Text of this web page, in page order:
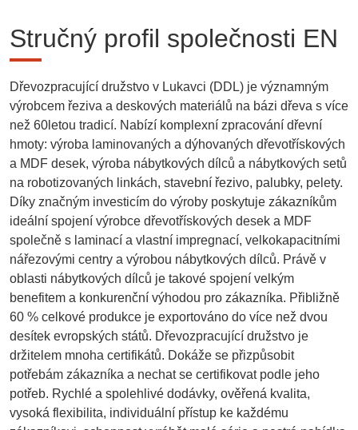
Stručný profil společnosti EN
Dřevozpracující družstvo v Lukavci (DDL) je významným
výrobcem řeziva a deskových materiálů na bázi dřeva s více
než 60letou tradicí. Nabízí komplexní zpracování dřevní
hmoty: výroba laminovaných a dýhovaných dřevotřískových
a MDF desek, výroba nábytkových dílců a nábytkových setů
na robotizovaných linkách, stavební řezivo, palubky, pelety.
Díky značným investicím do výroby poskytuje zákazníkům
ideální spojení výrobce dřevotřískových desek a MDF
společně s laminací a vlastní impregnací, velkokapacitními
nářezovými centry a výrobou nábytkových dílců. Právě v
oblasti nábytkových dílců je takové spojení velkým
benefitem a konkurenční výhodou pro zákazníka. Přibližně
60 % celkové produkce je exportováno do více než dvou
desítek evropských států. Dřevozpracující družstvo je
držitelem mnoha certifikátů. Dokáže se přizpůsobit
potřebám zákazníka a nechat se certifikovat podle jeho
potřeb. Rychlé a spolehlivé dodávky, ověřená kvalita,
vysoká flexibilita, individuální přístup ke každému